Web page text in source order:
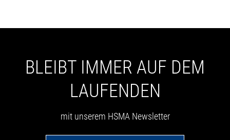
BLEIBT IMMER AUF DEM
LAUFENDEN
mit unserem HSMA Newsletter